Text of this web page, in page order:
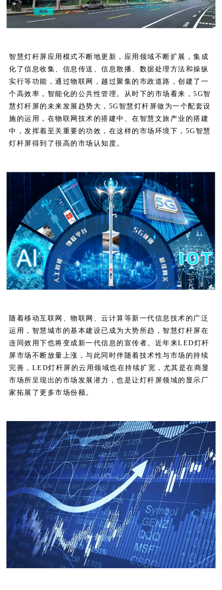
智慧灯杆屏应用模式不断地更新，应用领域不断扩展，集成
化了信息收集、信息传送、信息散播、数据处理方法和操纵
实行等功能，通过物联网，越过聚集的市政道路，创建了一
个高效率，智能化的公共性管理。从时下的市场看来，5G智
慧灯杆屏的未来发展趋势大，5G智慧灯杆屏做为一个配套设
施的运用，在物联网技术的搭建中、在智慧文旅产业的搭建
中，发挥着至关重要的功效，在这样的市场环境下，5G智慧
灯杆屏得到了很高的市场认知度。
随着移动互联网、物联网、云计算等新一代信息技术的广泛
运用，智慧城市的基本建设已成为大势所趋，智慧灯杆屏在
连同效用下也将变成新一代信息的宣传者。近年来LED灯杆
屏市场不断放量上涨，与此同时伴随着技术性与市场的持续
完善，LED灯杆屏的云用领域也在持续扩宽，尤其是在商显
市场所呈现出的市场发展潜力，也是让灯杆屏领域的显示厂
家拓展了更多市场份额。